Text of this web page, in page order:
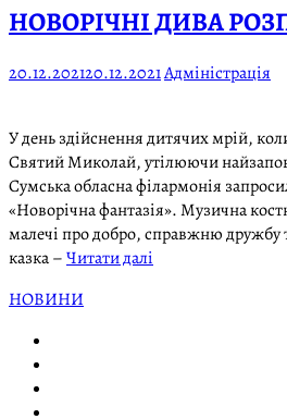
НОВОРІЧНІ ДИВА
20.12.202120.12.2021Адміністрація
У день здійснення дитячих мрій,
Святий Миколай, утілюючи
Сумська обласна філармонія
«Новорічна фантазія». Музична
малечі про добро, справжню дружбу
казка –Читати далі
НОВИНИ